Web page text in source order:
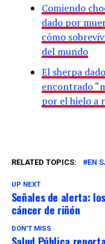
Comiendo
dado por
cómo
del mundo
El sherpa
encontrado
por el hielo a
RELATED TOPICS: EN
UP NEXT
Señales de alerta:
cáncer de riñón
DON'T MISS
Salud Pública